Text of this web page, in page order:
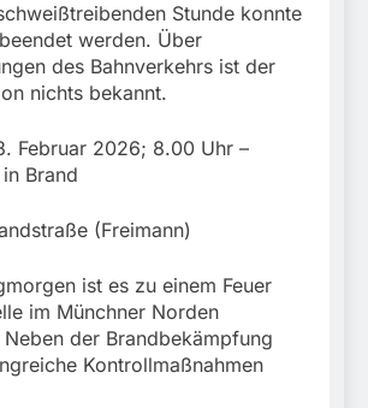
Stunde konnte
werden. Über
des Bahnverkehrs ist der
nichts bekannt.
Februar 2026; 8.00 Uhr –
Brand
(Freimann)
ist es zu einem Feuer
im Münchner Norden
der Brandbekämpfung
Kontrollmaßnahmen